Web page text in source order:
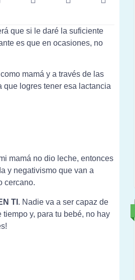
que si le daré la suficiente
es que en ocasiones, no
mamá y a través de las
que logres tener esa lactancia
mamá no dio leche, entonces
y negativismo que van a
cercano.
TI . Nadie va a ser capaz de
y, para tu bebé, no hay